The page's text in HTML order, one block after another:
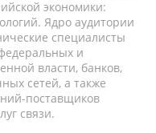
экономики:
Ядро аудитории
специалисты
и
власти, банков,
сетей, а также
поставщиков
связи.